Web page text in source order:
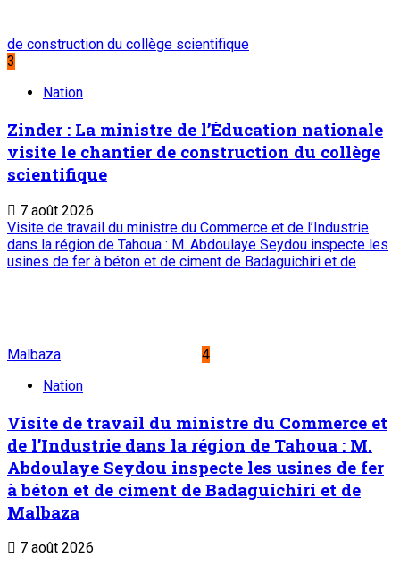
de construction du collège scientifique
3
Nation
Zinder : La ministre de l’Éducation nationale
visite le chantier de construction du collège
scientifique
7 août 2026
Visite de travail du ministre du Commerce et de l’Industrie
dans la région de Tahoua : M. Abdoulaye Seydou inspecte les
usines de fer à béton et de ciment de Badaguichiri et de
Malbaza
4
Nation
Visite de travail du ministre du Commerce et
de l’Industrie dans la région de Tahoua : M.
Abdoulaye Seydou inspecte les usines de fer
à béton et de ciment de Badaguichiri et de
Malbaza
7 août 2026